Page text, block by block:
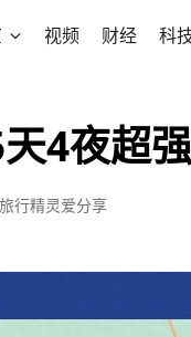
视频 财经 科
4夜超
旅行精灵爱分享